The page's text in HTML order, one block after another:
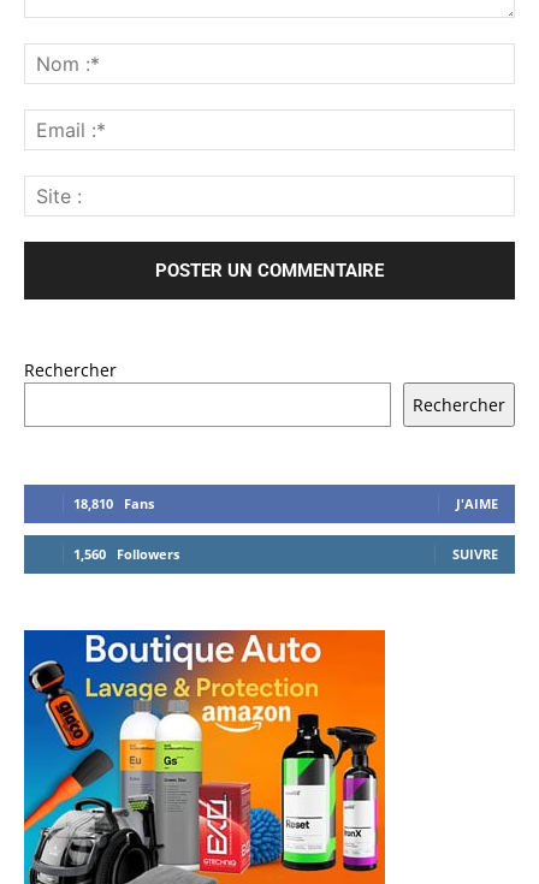
Rechercher
Rechercher
18,810 Fans J'AIME
1,560 Followers SUIVRE